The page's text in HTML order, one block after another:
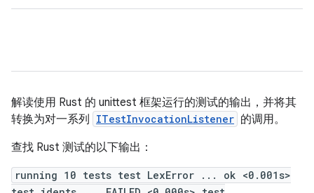
解读使用 Rust 的 unittest 框架运行的测试的输出，并将其
转换为对一系列
ITestInvocationListener 的调用。
查找 Rust 测试的以下输出：
running 10 tests test LexError ... ok <0.001s>